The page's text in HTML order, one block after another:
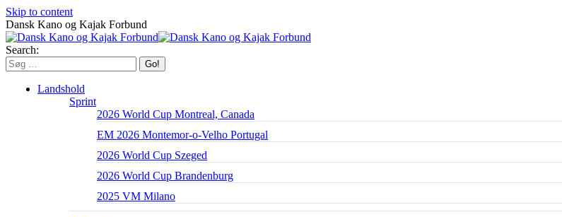
Skip to content
Dansk Kano og Kajak Forbund
Search:
Landshold
Sprint
2026 World Cup Montreal, Canada
EM 2026 Montemor-o-Velho Portugal
2026 World Cup Szeged
2026 World Cup Brandenburg
2025 VM Milano